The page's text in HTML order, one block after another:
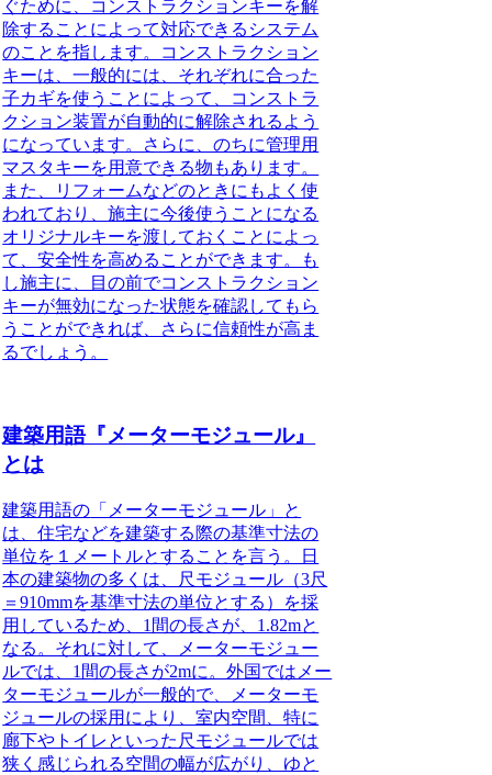
ぐために、コンストラクションキーを解
除することによって対応できるシステム
のことを指します。コンストラクション
キーは、一般的には、それぞれに合った
子カギを使うことによって、コンストラ
クション装置が自動的に解除されるよう
になっています。さらに、のちに管理用
マスタキーを用意できる物もあります。
また、リフォームなどのときにもよく使
われており、施主に今後使うことになる
オリジナルキーを渡しておくことによっ
て、安全性を高めることができます。も
し施主に、目の前でコンストラクション
キーが無効になった状態を確認してもら
うことができれば、さらに信頼性が高ま
るでしょう。
建築用語『メーターモジュール』
とは
建築用語の 「メーターモジュール」
と
は、住宅などを建築する際の基準寸法の
単位を１メートルとすることを言う。日
本の建築物の多くは、尺モジュール（3尺
＝910mmを基準寸法の単位とする）を採
用しているため、1間の長さが、1.82mと
なる。それに対して、メーターモジュー
ルでは、1間の長さが2mに。外国ではメー
ターモジュールが一般的で、メーターモ
ジュールの採用により、室内空間、特に
廊下やトイレといった尺モジュールでは
狭く感じられる空間の幅が広がり、ゆと